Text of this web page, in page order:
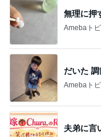
無理に押
Amebaト
だいた
Amebaト
夫弟に言